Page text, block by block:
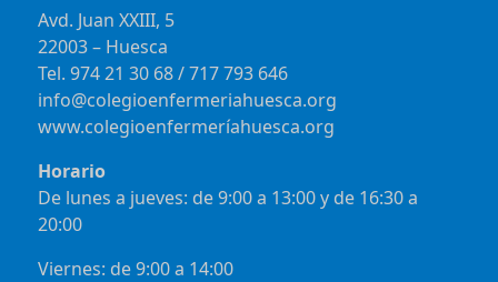
Avd. Juan XXIII, 5
22003 – Huesca
Tel. 974 21 30 68 / 717 793 646
info@colegioenfermeriahuesca.org
www.colegioenfermeríahuesca.org
Horario
De lunes a jueves: de 9:00 a 13:00 y de 16:30 a
20:00
Viernes: de 9:00 a 14:00